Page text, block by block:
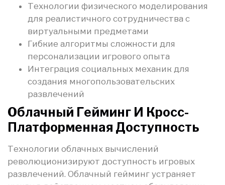
Технологии физического моделирования
для реалистичного сотрудничества с
виртуальными предметами
Гибкие алгоритмы сложности для
персонализации игрового опыта
Интеграция социальных механик для
создания многопользовательских
развлечений
Облачный Гейминг И Кросс-
Платформенная Доступность
Технологии облачных вычислений
революционизируют доступность игровых
развлечений. Облачный гейминг устраняет